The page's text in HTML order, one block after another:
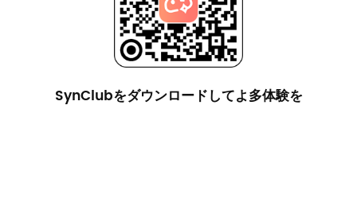
SynClubをダウンロードしてよ多体験を